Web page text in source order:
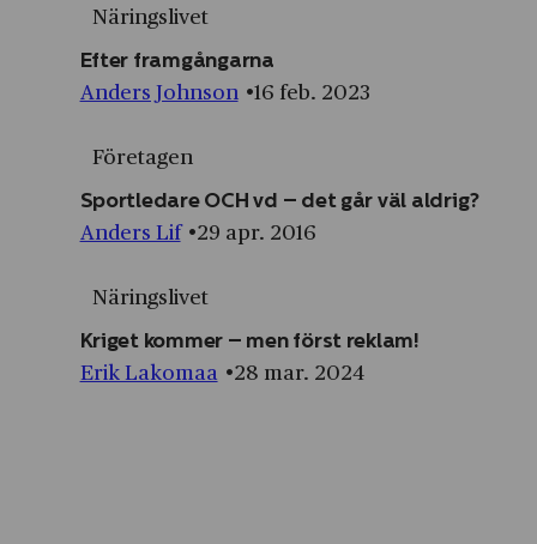
Näringslivet
Efter framgångarna
Anders Johnson 16 feb. 2023
Företagen
Sportledare OCH vd – det går väl aldrig?
Anders Lif 29 apr. 2016
Näringslivet
Kriget kommer – men först reklam!
Erik Lakomaa 28 mar. 2024